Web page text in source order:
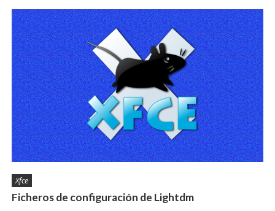
Xfce
Ficheros de configuración de Lightdm